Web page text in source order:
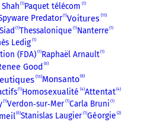
1 Paquet télécom 1
Predator 1 Voitures 11
1 Thessalonique 1 Nanterre 1
Ledig 1
(FDA) 1 Raphaël Arnault 1
Good 6
13 Monsanto 8
1 Homosexualité 4 Attentat 4
1 Verdon‑sur‑Mer 1 Carla Bruni 1
6 Stanislas Laugier 1 Géorgie 2